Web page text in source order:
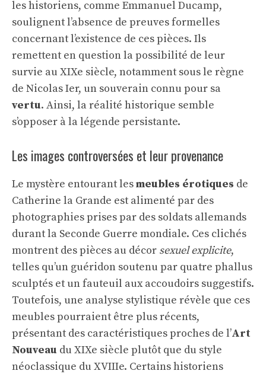
les historiens, comme Emmanuel Ducamp,
soulignent l’absence de preuves formelles
concernant l’existence de ces pièces. Ils
remettent en question la possibilité de leur
survie au XIXe siècle, notamment sous le règne
de Nicolas Ier, un souverain connu pour sa
vertu. Ainsi, la réalité historique semble
s’opposer à la légende persistante.
Les images controversées et leur provenance
Le mystère entourant lesmeubles érotiques de
Catherine la Grande est alimenté par des
photographies prises par des soldats allemands
durant la Seconde Guerre mondiale. Ces clichés
montrent des pièces au décor sexuel explicite,
telles qu’un guéridon soutenu par quatre phallus
sculptés et un fauteuil aux accoudoirs suggestifs.
Toutefois, une analyse stylistique révèle que ces
meubles pourraient être plus récents,
présentant des caractéristiques proches de l’Art
Nouveau du XIXe siècle plutôt que du style
néoclassique du XVIIIe. Certains historiens